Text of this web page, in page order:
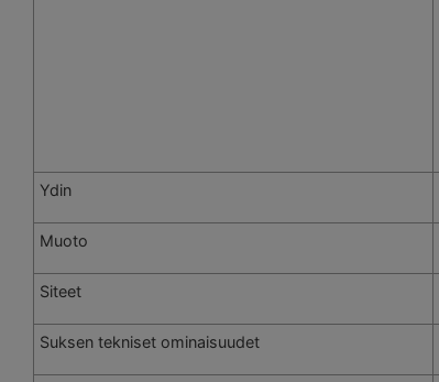
Ydin
Muoto
Siteet
Suksen tekniset ominaisuudet